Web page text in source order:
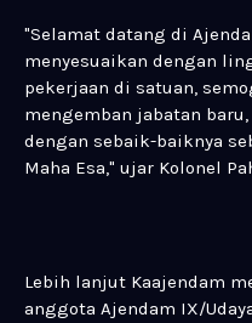
"Selamat datang di
menyesuaikan dengan
pekerjaan di satuan,
mengemban jabatan
dengan sebaik-baiknya
Maha Esa," ujar Kolonel
Lebih lanjut Kaajendam
anggota Ajendam IX/